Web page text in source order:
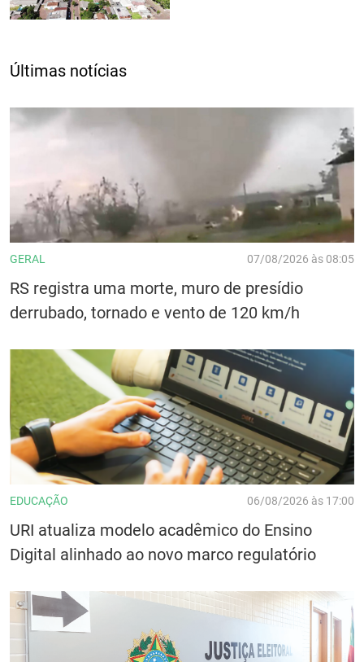
Últimas notícias
GERAL 07/08/2026 às 08:05
RS registra uma morte, muro de presídio
derrubado, tornado e vento de 120 km/h
EDUCAÇÃO 06/08/2026 às 17:00
URI atualiza modelo acadêmico do Ensino
Digital alinhado ao novo marco regulatório